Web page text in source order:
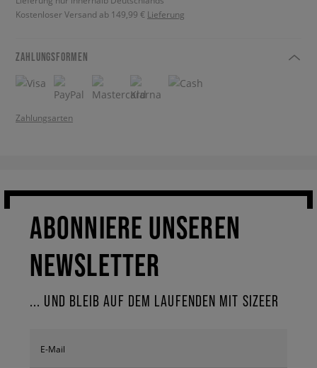
Kostenloser Versand ab 149,99 € Lieferung
ZAHLUNGSFORMEN
Zahlungsarten
ABONNIERE UNSEREN
NEWSLETTER
... UND BLEIB AUF DEM LAUFENDEN MIT SIZEER
E-Mail